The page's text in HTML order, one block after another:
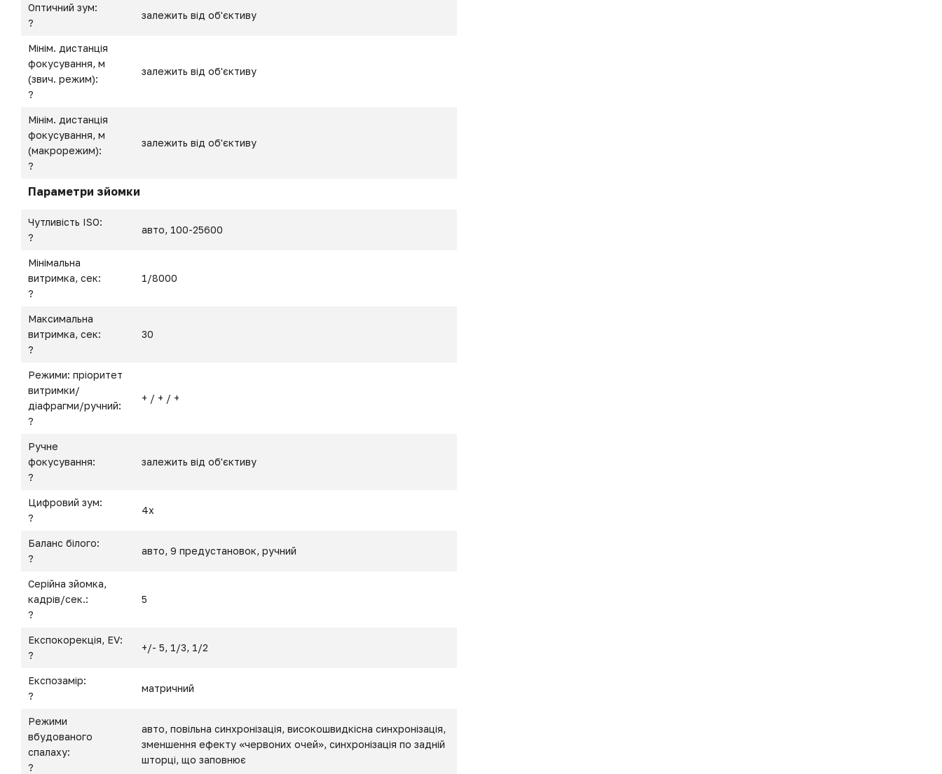
Оптичний зум:
?
залежить від об'єктиву
Мінім. дистанція
фокусування, м
(звич. режим):
?
залежить від об'єктиву
Мінім. дистанція
фокусування, м
(макрорежим):
?
залежить від об'єктиву
Параметри зйомки
Чутливість ISO:
?
авто, 100-25600
Мінімальна
витримка, сек:
?
1/8000
Максимальна
витримка, сек:
?
30
Режими: пріоритет
витримки/
діафрагми/ручний:
?
+ / + / +
Ручне
фокусування:
?
залежить від об'єктиву
Цифровий зум:
?
4x
Баланс білого:
?
авто, 9 предустановок, ручний
Серійна зйомка,
кадрів/сек.:
?
5
Експокорекція, EV:
?
+/- 5, 1/3, 1/2
Експозамір:
?
матричний
Режими
вбудованого
спалаху:
?
авто, повільна синхронізація, високошвидкісна синхронізація,
зменшення ефекту «червоних очей», синхронізація по задній
шторці, що заповнює